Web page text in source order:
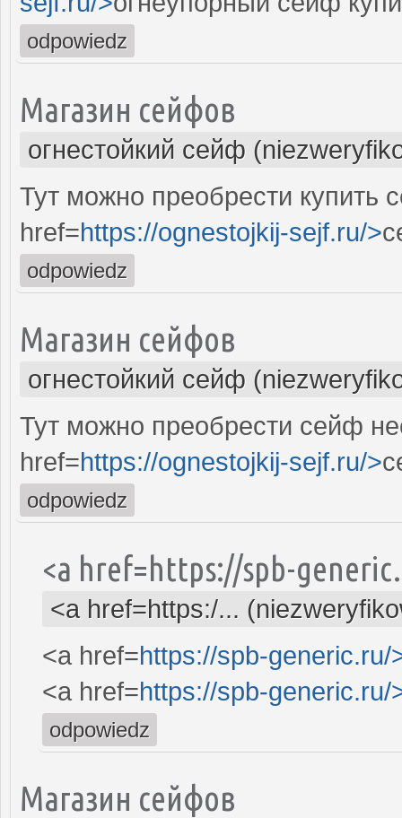
odpowiedz
Магазин сейфов
огнестойкий сейф
Тут можно преобрести купить
href=https://ognestojkij-sejf.ru/>
odpowiedz
Магазин сейфов
огнестойкий сейф
Тут можно преобрести сейф
href=https://ognestojkij-sejf.ru/>
odpowiedz
<a href=https://spb-
<a href=https:/...
<a href=https://spb-generic.ru/
<a href=https://spb-generic.ru/
odpowiedz
Магазин сейфов